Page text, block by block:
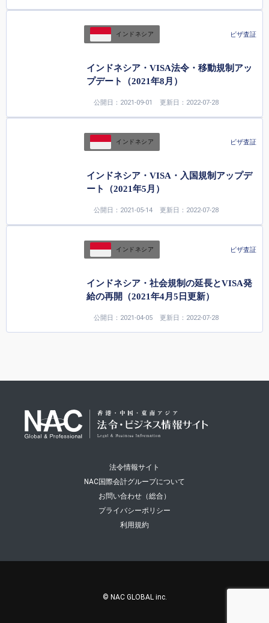
インドネシア ビザ査証
インドネシア・VISA法令・移動規制アッ
プデート（2021年8月）
公開日：2021-09-01 更新日：2022-07-28
インドネシア ビザ査証
インドネシア・VISA・入国規制アップデ
ート（2021年5月）
公開日：2021-05-14 更新日：2022-07-28
インドネシア ビザ査証
インドネシア・社会規制の延長とVISA発
給の再開（2021年4月5日更新）
公開日：2021-04-05 更新日：2022-07-28
法令情報サイト
NAC国際会計グループについて
お問い合わせ（総合）
プライバシーポリシー
利用規約
© NAC GLOBAL inc.